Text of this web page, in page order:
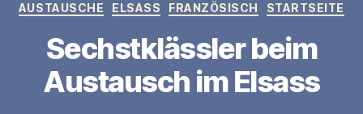
AUSTAUSCHE
ELSASS FRANZÖSISCH STARTSEITE
Sechstklässler beim
Austausch im Elsass